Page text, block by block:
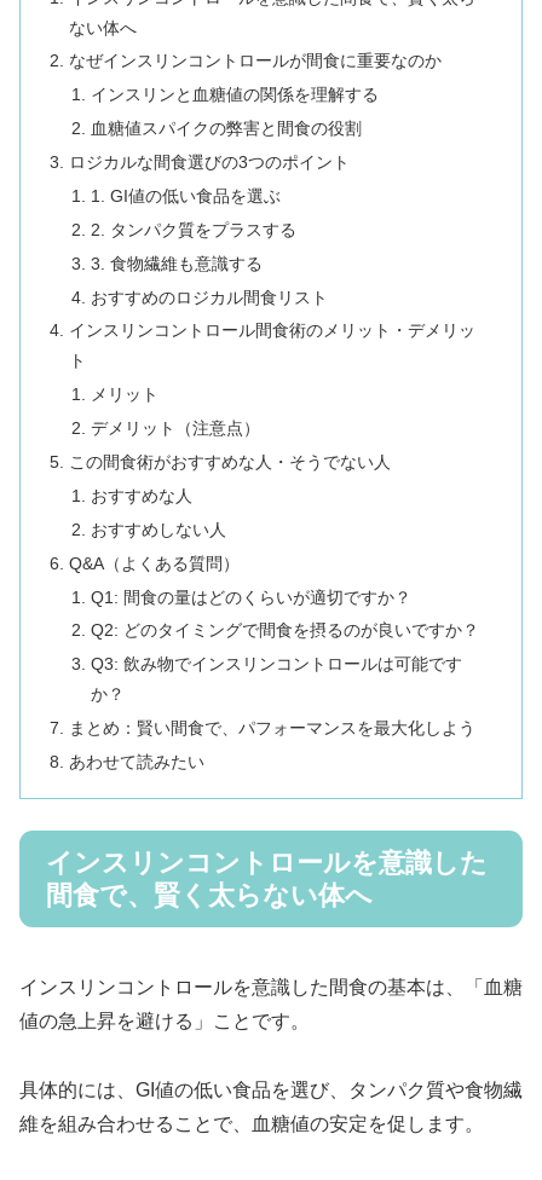
ない体へ
なぜインスリンコントロールが間食に重要なのか
インスリンと血糖値の関係を理解する
血糖値スパイクの弊害と間食の役割
ロジカルな間食選びの3つのポイント
1. GI値の低い食品を選ぶ
2. タンパク質をプラスする
3. 食物繊維も意識する
おすすめのロジカル間食リスト
インスリンコントロール間食術のメリット・デメリッ
ト
メリット
デメリット（注意点）
この間食術がおすすめな人・そうでない人
おすすめな人
おすすめしない人
Q&A（よくある質問）
Q1: 間食の量はどのくらいが適切ですか？
Q2: どのタイミングで間食を摂るのが良いですか？
Q3: 飲み物でインスリンコントロールは可能です
か？
まとめ：賢い間食で、パフォーマンスを最大化しよう
あわせて読みたい
インスリンコントロールを意識した
間食で、賢く太らない体へ
インスリンコントロールを意識した間食の基本は、「血糖
値の急上昇を避ける」ことです。
具体的には、GI値の低い食品を選び、タンパク質や食物繊
維を組み合わせることで、血糖値の安定を促します。